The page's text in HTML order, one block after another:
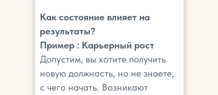
Как состояние влияет на
результаты?
Пример : Карьерный рост
Допустим, вы хотите получить
новую должность, но не знаете,
с чего начать. Возникают